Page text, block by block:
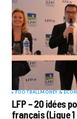
FOOTBALLMONEY &
LFP – 20 idées
français (Ligue